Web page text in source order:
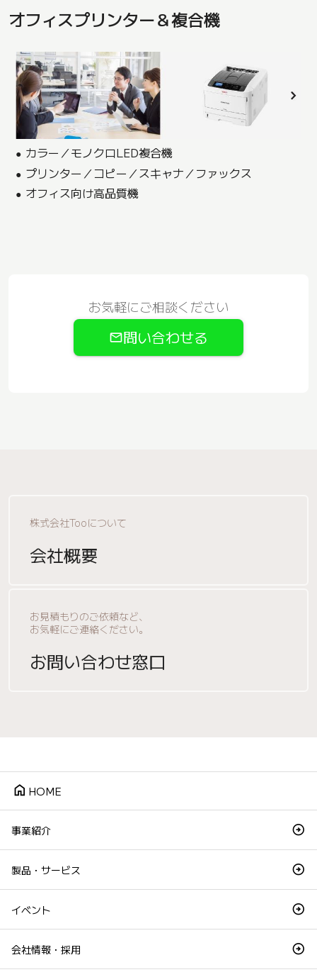
オフィスプリンター＆複合機
カラー／モノクロLED複合機
プリンター／コピー／スキャナ／ファックス
オフィス向け高品質機
お気軽にご相談ください
問い合わせる
株式会社Tooについて
会社概要
お見積もりのご依頼など、
お気軽にご連絡ください。
お問い合わせ窓口
home HOME
事業紹介
製品・サービス
イベント
会社情報・採用